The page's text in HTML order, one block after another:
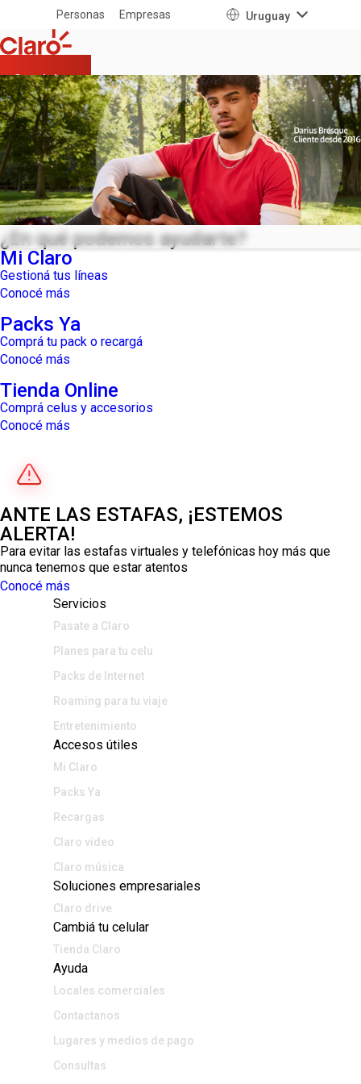
Personas Empresas Uruguay
Servicios
Pasate a Claro
Packs Ya
Tienda
Ayuda
Mi Claro
SER CLARO ES SIMPLE
Solicitá tu plan y mantené tu número
¡Más gigas, más beneficios!
096-xxx-xxx
Dejanos tu número*
Enviar
¿En qué podemos ayudarte?
Mi Claro
Gestioná tus líneas
Conocé más
Packs Ya
Comprá tu pack o recargá
Conocé más
Tienda Online
Comprá celus y accesorios
Conocé más
ANTE LAS ESTAFAS, ¡ESTEMOS
ALERTA!
Para evitar las estafas virtuales y telefónicas hoy más que
nunca tenemos que estar atentos
Conocé más
Servicios
Pasate a Claro
Planes para tu celu
Packs de Internet
Roaming para tu viaje
Entretenimiento
Accesos útiles
Mi Claro
Packs Ya
Recargas
Claro video
Claro música
Soluciones empresariales
Claro drive
Cambiá tu celular
Tienda Claro
Ayuda
Locales comerciales
Contactanos
Lugares y medios de pago
Consultas